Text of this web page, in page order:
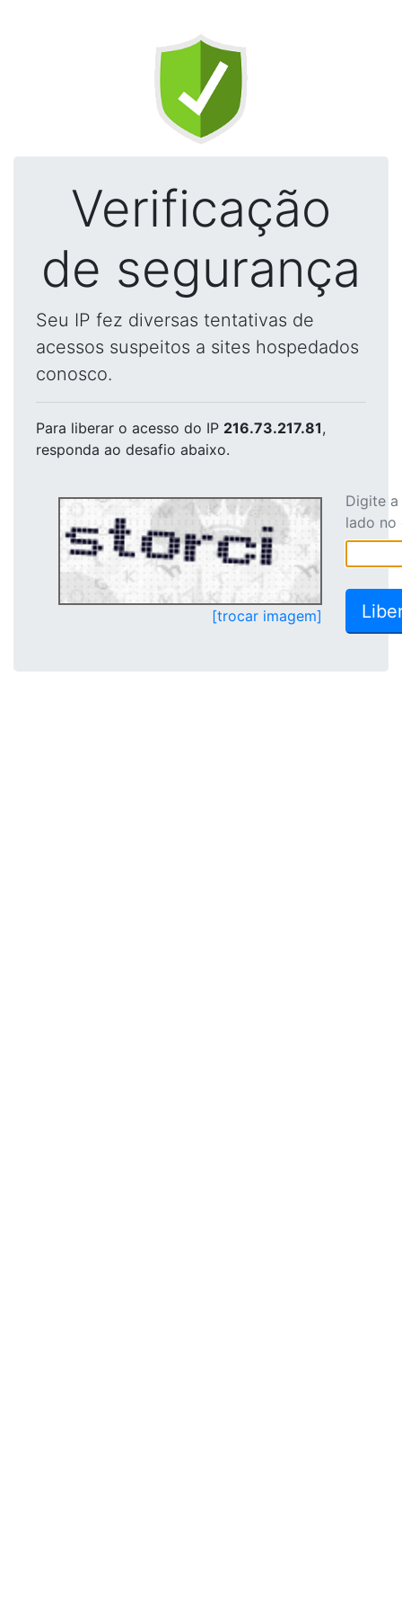
Verificação
de segurança
Seu IP fez diversas tentativas de
acessos suspeitos a sites hospedados
conosco.
Para liberar o acesso do IP 216.73.217.81,
responda ao desafio abaixo.
[trocar imagem]
Digite
lado no